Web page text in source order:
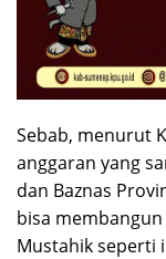
Sebab, menurut
anggaran yang
dan Baznas
bisa
Mustahik seperti